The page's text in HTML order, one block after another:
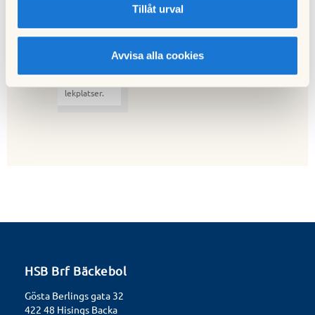
Tillåt urval
Avvisa alla cookies
lekplatser.
HSB Brf Bäckebol
Gösta Berlings gata 32
422 48 Hisings Backa